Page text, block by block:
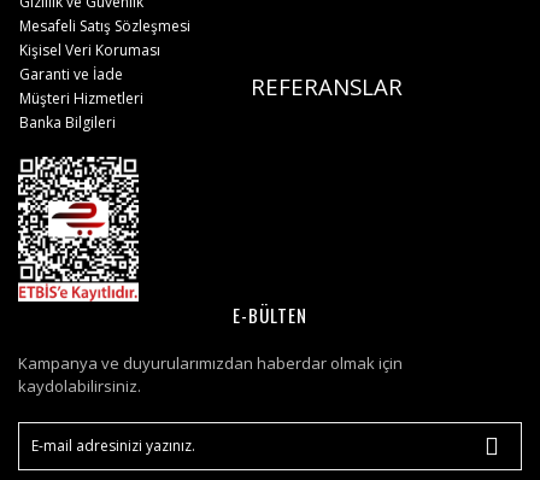
Mesafeli Satış Sözleşmesi
Kişisel Veri Koruması
REFERANSLAR
Garanti ve İade
Müşteri Hizmetleri
Banka Bilgileri
E-BÜLTEN
Kampanya ve duyurularımızdan haberdar olmak için
kaydolabilirsiniz.